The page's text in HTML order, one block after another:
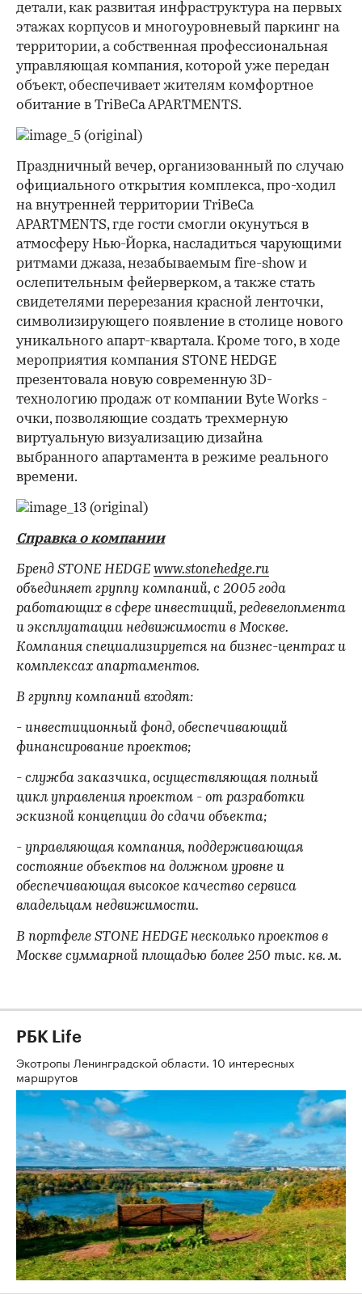
детали, как развитая инфраструктура на первых
этажах корпусов и многоуровневый паркинг на
территории, а собственная профессиональная
управляющая компания, которой уже передан
объект, обеспечивает жителям комфортное
обитание в TriBeCa APARTMENTS.
Праздничный вечер, организованный по случаю
официального открытия комплекса, про-ходил
на внутренней территории TriBeCa
APARTMENTS, где гости смогли окунуться в
атмосферу Нью-Йорка, насладиться чарующими
ритмами джаза, незабываемым fire-show и
ослепительным фейерверком, а также стать
свидетелями перерезания красной ленточки,
символизирующего появление в столице нового
уникального апарт-квартала. Кроме того, в ходе
мероприятия компания STONE HEDGE
презентовала новую современную 3D-
технологию продаж от компании Byte Works -
очки, позволяющие создать трехмерную
виртуальную визуализацию дизайна
выбранного апартамента в режиме реального
времени.
Справка о компании
Бренд STONE HEDGE www.stonehedge.ru
объединяет группу компаний, с 2005 года
работающих в сфере инвестиций, редевелопмента
и эксплуатации недвижимости в Москве.
Компания специализируется на бизнес-центрах и
комплексах апартаментов.
В группу компаний входят:
- инвестиционный фонд, обеспечивающий
финансирование проектов;
- служба заказчика, осуществляющая полный
цикл управления проектом - от разработки
эскизной концепции до сдачи объекта;
- управляющая компания, поддерживающая
состояние объектов на должном уровне и
обеспечивающая высокое качество сервиса
владельцам недвижимости.
В портфеле STONE HEDGE несколько проектов в
Москве суммарной площадью более 250 тыс. кв. м.
РБК Life
Экотропы Ленинградской области. 10 интересных
маршрутов